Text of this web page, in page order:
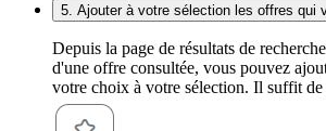
5. Ajouter à votre sélection les offres qui
Depuis la page de résultats de
d'une offre consultée, vous pouvez
votre choix à votre sélection. Il suffit